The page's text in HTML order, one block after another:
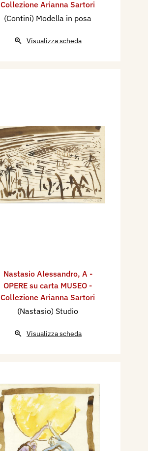
Collezione Arianna Sartori
(Contini) Modella in posa
Visualizza scheda
Nastasio Alessandro, A -
OPERE su carta MUSEO -
Collezione Arianna Sartori
(Nastasio) Studio
Visualizza scheda